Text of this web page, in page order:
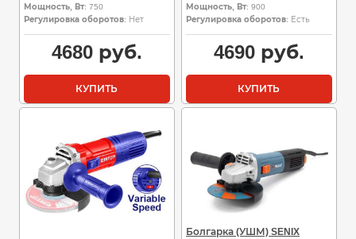
Мощность, Вт: 750
Регулировка оборотов: Нет
4680руб.
КУПИТЬ
Мощность, Вт: 900
Регулировка оборотов: Есть
4690руб.
КУПИТЬ
Болгарка (УШМ) SENIX